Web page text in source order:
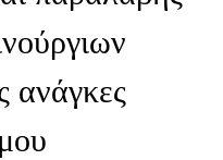
ανάγκες